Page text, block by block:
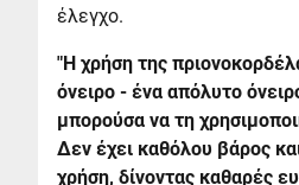
έλεγχο.
"Η χρήση της
όνειρο - ένα απόλυτο
μπορούσα να τη
Δεν έχει καθόλου βάρος
χρήση, δίνοντας καθαρές